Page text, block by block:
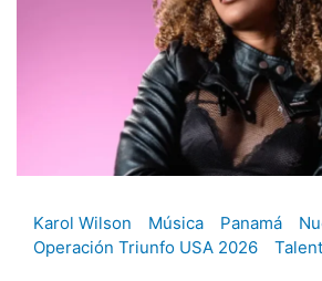
Karol Wilson Música Panamá
Operación Triunfo USA 2026